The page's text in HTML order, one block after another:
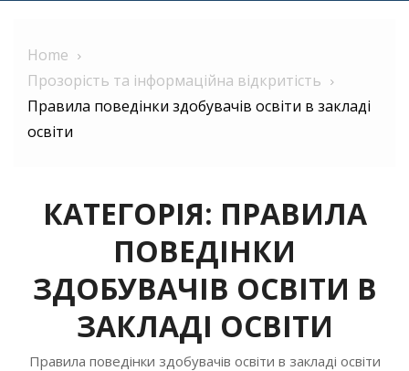
Home
Прозорість та інформаційна відкритість
Правила поведінки здобувачів освіти в закладі
освіти
КАТЕГОРІЯ: ПРАВИЛА
ПОВЕДІНКИ
ЗДОБУВАЧІВ ОСВІТИ В
ЗАКЛАДІ ОСВІТИ
Правила поведінки здобувачів освіти в закладі освіти